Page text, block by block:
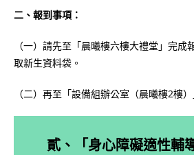
二、報到事項：
（一）請先至「晨曦樓六樓大禮堂」完成
取新生資料袋。
（二）再至「設備組辦公室（晨曦樓2樓
貳、「身心障礙適性輔